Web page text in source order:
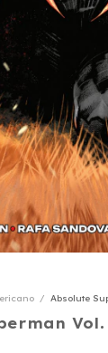
/ Absolute
Vol.